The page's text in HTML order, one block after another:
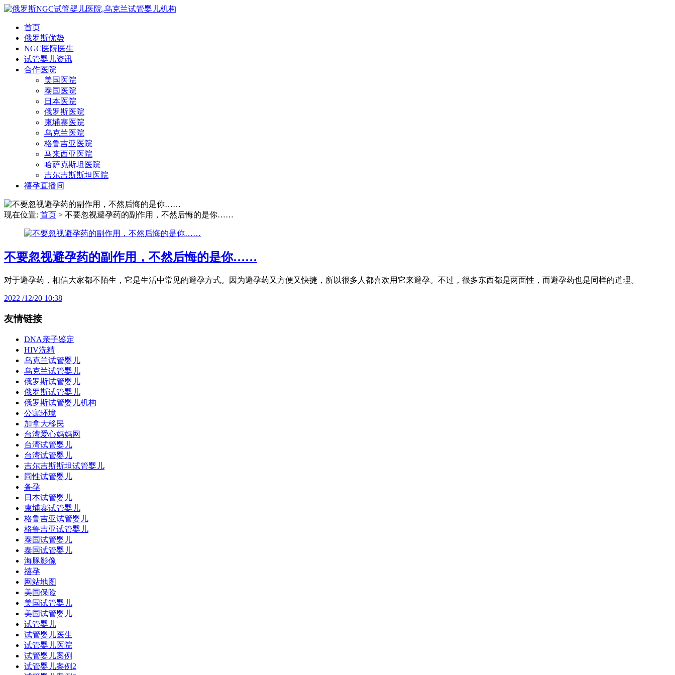
首页
俄罗斯优势
NGC医院医生
试管婴儿资讯
合作医院
美国医院
泰国医院
日本医院
俄罗斯医院
柬埔寨医院
乌克兰医院
格鲁吉亚医院
马来西亚医院
哈萨克斯坦医院
吉尔吉斯斯坦医院
禧孕直播间
现在位置: 首页 > 不要忽视避孕药的副作用，不然后悔的是你……
不要忽视避孕药的副作用，不然后悔的是你……
对于避孕药，相信大家都不陌生，它是生活中常见的避孕方式。因为避孕药又方便又快捷，所以很多人都喜欢用它来避孕。不过，很多东西都是两面性，而避孕药也是同样的道理。
2022 /12/20 10:38
友情链接
DNA亲子鉴定
HIV洗精
乌克兰试管婴儿
乌克兰试管婴儿
俄罗斯试管婴儿
俄罗斯试管婴儿
俄罗斯试管婴儿机构
公寓环境
加拿大移民
台湾爱心妈妈网
台湾试管婴儿
台湾试管婴儿
吉尔吉斯斯坦试管婴儿
同性试管婴儿
备孕
日本试管婴儿
柬埔寨试管婴儿
格鲁吉亚试管婴儿
格鲁吉亚试管婴儿
泰国试管婴儿
泰国试管婴儿
海豚影像
禧孕
网站地图
美国保险
美国试管婴儿
美国试管婴儿
试管婴儿
试管婴儿医生
试管婴儿医院
试管婴儿案例
试管婴儿案例2